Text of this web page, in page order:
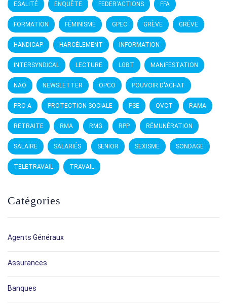
EGALITÉ ENQUÊTE FEDER'ACTIONS FFA
FORMATION FÉMINISME GPEC GRÈVE GRÉVE
HANDICAP HARCÈLEMENT INFORMATION
INTERSYNDICAL LECTURE LGBT MANIFESTATION
NAO NEWSLETTER OPCO POUVOIR D'ACHAT
PRO-A PROTECTION SOCIALE PSE QVCT RAMA
RETRAITE RMA RMG RPP RÉMUNÉRATION
SALAIRE SALARIÉS SENIOR SEXISME SONDAGE
TELETRAVAIL TRAVAIL
Catégories
Agents Généraux
Assurances
Banques